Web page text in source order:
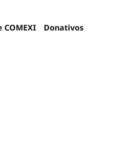
COMEXI Donativos